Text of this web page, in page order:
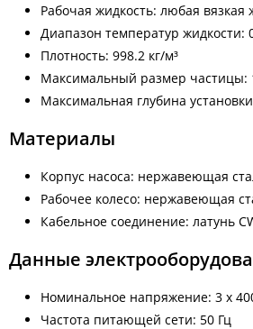
Рабочая жидкость: любая вязкая
Диапазон температур жидкости:
Плотность: 998.2 кг/м³
Максимальный размер частицы:
Максимальная глубина
Материалы
Корпус насоса: нержавеющая
Рабочее колесо: нержавеющая
Кабельное соединение: латунь
Данные
Номинальное напряжение: 3 x
Частота питающей сети: 50 Гц